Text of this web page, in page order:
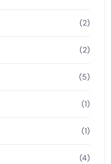
(2)
(2)
(5)
(1)
(1)
(4)